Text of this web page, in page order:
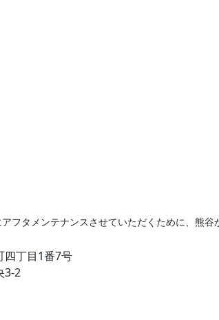
フタメンテナンスさせていただくために、熊谷
四丁目1番7号
3-2